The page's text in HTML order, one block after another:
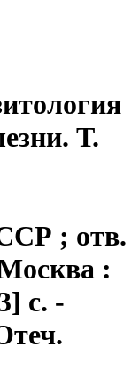
. Т.
; отв.
:
с. -